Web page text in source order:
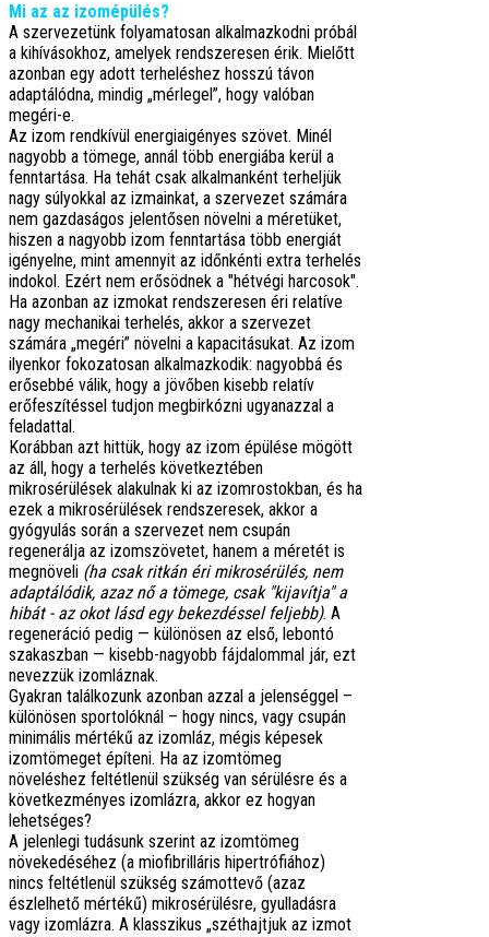
Mi az az izomépülés?
A szervezetünk folyamatosan alkalmazkodni próbál
a kihívásokhoz, amelyek rendszeresen érik. Mielőtt
azonban egy adott terheléshez hosszú távon
adaptálódna, mindig „mérlegel”, hogy valóban
megéri-e.
Az izom rendkívül energiaigényes szövet. Minél
nagyobb a tömege, annál több energiába kerül a
fenntartása. Ha tehát csak alkalmanként terheljük
nagy súlyokkal az izmainkat, a szervezet számára
nem gazdaságos jelentősen növelni a méretüket,
hiszen a nagyobb izom fenntartása több energiát
igényelne, mint amennyit az időnkénti extra terhelés
indokol. Ezért nem erősödnek a "hétvégi harcosok".
Ha azonban az izmokat rendszeresen éri relatíve
nagy mechanikai terhelés, akkor a szervezet
számára „megéri” növelni a kapacitásukat. Az izom
ilyenkor fokozatosan alkalmazkodik: nagyobbá és
erősebbé válik, hogy a jövőben kisebb relatív
erőfeszítéssel tudjon megbirkózni ugyanazzal a
feladattal.
Korábban azt hittük, hogy az izom épülése mögött
az áll, hogy a terhelés következtében
mikrosérülések alakulnak ki az izomrostokban, és ha
ezek a mikrosérülések rendszeresek, akkor a
gyógyulás során a szervezet nem csupán
regenerálja az izomszövetet, hanem a méretét is
megnöveli (ha csak ritkán éri mikrosérülés, nem
adaptálódik, azaz nő a tömege, csak "kijavítja" a
hibát - az okot lásd egy bekezdéssel feljebb). A
regeneráció pedig — különösen az első, lebontó
szakaszban — kisebb-nagyobb fájdalommal jár, ezt
nevezzük izomláznak.
Gyakran találkozunk azonban azzal a jelenséggel –
különösen sportolóknál – hogy nincs, vagy csupán
minimális mértékű az izomláz, mégis képesek
izomtömeget építeni. Ha az izomtömeg
növeléshez feltétlenül szükség van sérülésre és a
következményes izomlázra, akkor ez hogyan
lehetséges?
A jelenlegi tudásunk szerint az izomtömeg
növekedéséhez (a miofibrilláris hipertrófiához)
nincs feltétlenül szükség számottevő (azaz
észlelhető mértékű) mikrosérülésre, gyulladásra
vagy izomlázra. A klasszikus „széthajtjuk az izmot